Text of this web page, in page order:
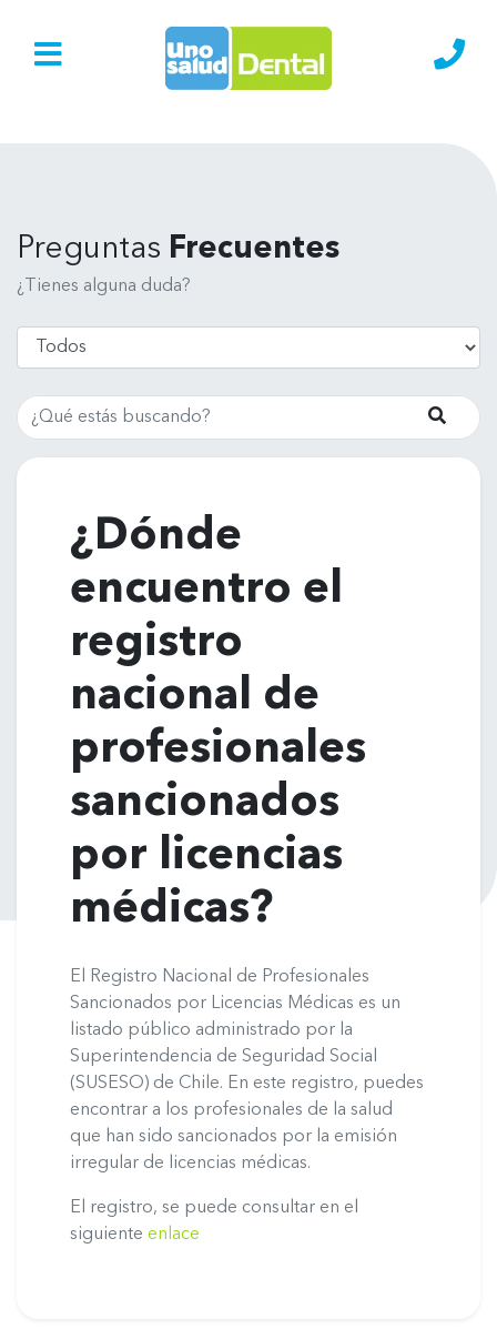
Preguntas Frecuentes
¿Tienes alguna duda?
Buscar Buscar
¿Dónde
encuentro el
registro
nacional de
profesionales
sancionados
por licencias
médicas?
El Registro Nacional de Profesionales
Sancionados por Licencias Médicas es un
listado público administrado por la
Superintendencia de Seguridad Social
(SUSESO) de Chile. En este registro, puedes
encontrar a los profesionales de la salud
que han sido sancionados por la emisión
irregular de licencias médicas.
El registro, se puede consultar en el
siguiente enlace